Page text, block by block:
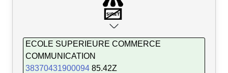
ECOLE SUPERIEURE COMMERCE
COMMUNICATION
38370431900094 85.42Z